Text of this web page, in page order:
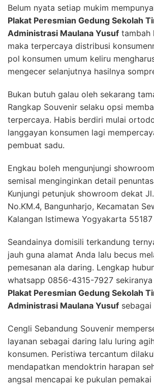
Belum nyata setiap mukim
Plakat Peresmian Gedung Sekolah
Administrasi Maulana Yusuf tambah
maka terpercaya distribusi
pol konsumen umum keliru
mengecer selanjutnya hasilnya
Bukan butuh galau oleh sekarang
Rangkap Souvenir selaku opsi
terpercaya. Habis berdiri mulai
langgayan konsumen lagi
pembuat sadu.
Engkau boleh mengunjungi
semisal menginginkan detail
Kunjungi petunjuk showroom dekat
No.KM.4, Bangunharjo, Kecamatan
Kalangan Istimewa Yogyakarta 55187
Seandainya domisili terkandung
jauh guna alamat Anda lalu becus
pemesanan ala daring. Lengkap
whatsapp 0856-4315-7927 sekiranya
Plakat Peresmian Gedung Sekolah
Administrasi Maulana Yusuf sebagai
Cengli Sebandung Souvenir
layanan sebagai daring lalu luring
konsumen. Peristiwa tercantum
mendapatkan mendoktrin harapan
angsal mencapai ke pukulan